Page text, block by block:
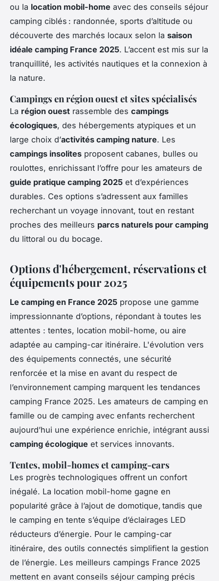
ou la location mobil-home avec des conseils séjour
camping ciblés : randonnée, sports d’altitude ou
découverte des marchés locaux selon la saison
idéale camping France 2025. L’accent est mis sur la
tranquillité, les activités nautiques et la connexion à
la nature.
Campings en région ouest et sites spécialisés
La région ouest rassemble des campings
écologiques, des hébergements atypiques et un
large choix d’activités camping nature. Les
campings insolites proposent cabanes, bulles ou
roulottes, enrichissant l’offre pour les amateurs de
guide pratique camping 2025 et d’expériences
durables. Ces options s’adressent aux familles
recherchant un voyage innovant, tout en restant
proches des meilleurs parcs naturels pour camping
du littoral ou du bocage.
Options d'hébergement, réservations et
équipements pour 2025
Le camping en France 2025 propose une gamme
impressionnante d’options, répondant à toutes les
attentes : tentes, location mobil-home, ou aire
adaptée au camping-car itinéraire. L'évolution vers
des équipements connectés, une sécurité
renforcée et la mise en avant du respect de
l’environnement camping marquent les tendances
camping France 2025. Les amateurs de camping en
famille ou de camping avec enfants recherchent
aujourd’hui une expérience enrichie, intégrant aussi
camping écologique et services innovants.
Tentes, mobil-homes et camping-cars
Les progrès technologiques offrent un confort
inégalé. La location mobil-home gagne en
popularité grâce à l’ajout de domotique, tandis que
le camping en tente s’équipe d’éclairages LED
réducteurs d’énergie. Pour le camping-car
itinéraire, des outils connectés simplifient la gestion
de l’énergie. Les meilleurs campings France 2025
mettent en avant conseils séjour camping précis